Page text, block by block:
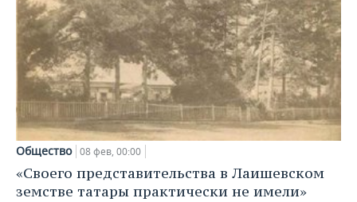
Общество 08 фев, 00:00
«Своего представительства в Лаишевском
земстве татары практически не имели»